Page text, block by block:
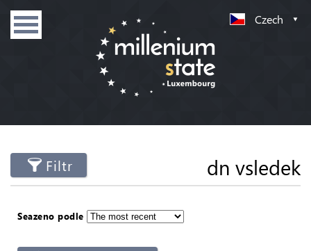
Czech
Filtr dn vsledek
Seazeno podle